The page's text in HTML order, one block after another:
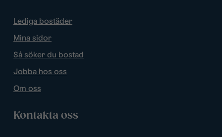
Lediga bostäder
Mina sidor
Så söker du bostad
Jobba hos oss
Om oss
Kontakta oss